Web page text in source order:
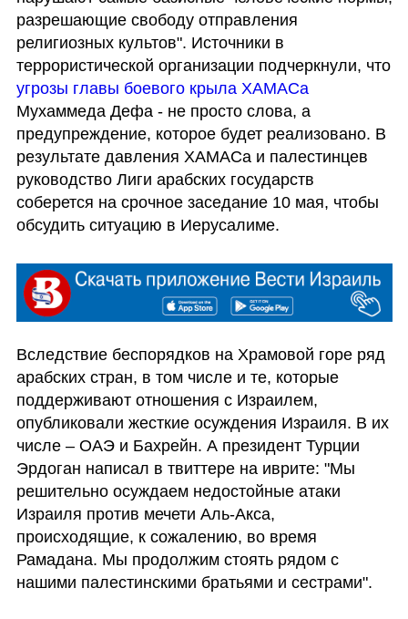
разрешающие свободу отправления
религиозных культов". Источники в
террористической организации подчеркнули, что
угрозы главы боевого крыла ХАМАСа
Мухаммеда Дефа - не просто слова, а
предупреждение, которое будет реализовано. В
результате давления ХАМАСа и палестинцев
руководство Лиги арабских государств
соберется на срочное заседание 10 мая, чтобы
обсудить ситуацию в Иерусалиме.
Вследствие беспорядков на Храмовой горе ряд
арабских стран, в том числе и те, которые
поддерживают отношения с Израилем,
опубликовали жесткие осуждения Израиля. В их
числе – ОАЭ и Бахрейн. А президент Турции
Эрдоган написал в твиттере на иврите: "Мы
решительно осуждаем недостойные атаки
Израиля против мечети Аль-Акса,
происходящие, к сожалению, во время
Рамадана. Мы продолжим стоять рядом с
нашими палестинскими братьями и сестрами".